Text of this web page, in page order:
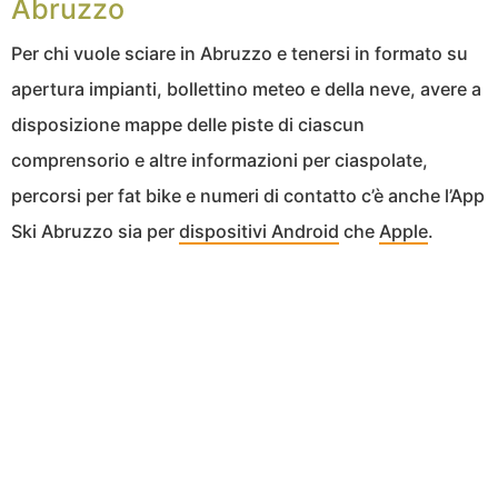
Abruzzo
Per chi vuole sciare in Abruzzo e tenersi in formato su
apertura impianti, bollettino meteo e della neve, avere a
disposizione mappe delle piste di ciascun
comprensorio e altre informazioni per ciaspolate,
percorsi per fat bike e numeri di contatto c’è anche l’App
Ski Abruzzo sia per dispositivi Android che Apple.